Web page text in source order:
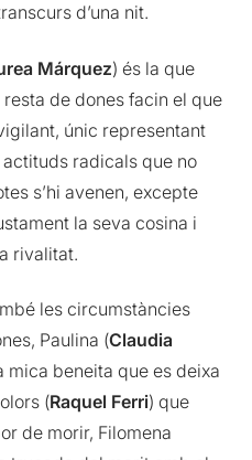
d’una nit.
Márquez) és la que
de dones facin el que
únic representant
radicals que no
s’hi avenen, excepte
la seva cosina i
rivalitat.
les circumstàncies
Paulina (Claudia
mica beneita que es deixa
(Raquel Ferri) que
de morir, Filomena